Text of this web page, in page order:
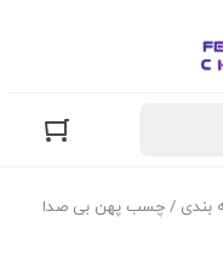
/ چسب پهن بی صدا